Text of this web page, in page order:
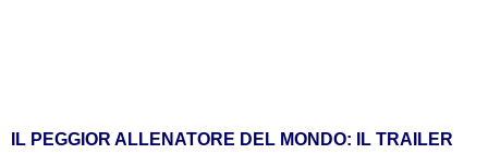
IL PEGGIOR ALLENATORE DEL MONDO: IL TRAILER